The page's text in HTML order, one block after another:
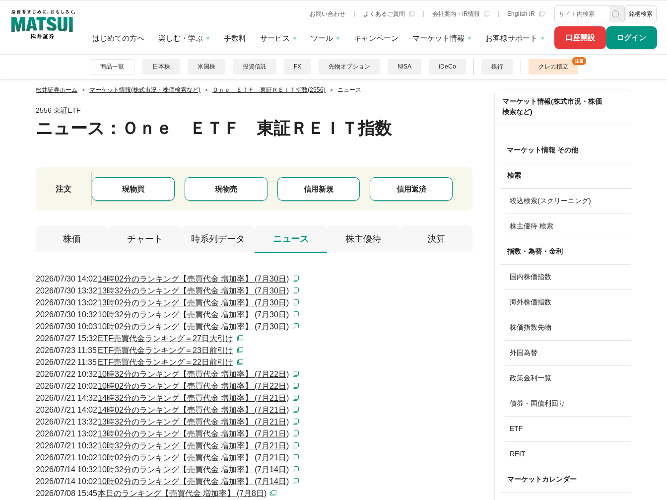
口座開設 ログイン
お問い合わせ よくあるご質問 会社案内・IR情報 English IR 銘柄検索
はじめての方へ 楽しむ・学ぶ 手数料 サービス ツール キャンペーン マーケット情報 お客様サポート
商品一覧 日本株 米国株 投資信託 FX 先物オプション NISA iDeCo 銀行 クレカ積立
松井証券ホーム マーケット情報(株式市況・株価検索など) Ｏｎｅ ＥＴＦ 東証ＲＥＩＴ指数(2556) ニュース
2556 東証ETF
ニュース ：Ｏｎｅ ＥＴＦ 東証ＲＥＩＴ指数
注文 現物買 現物売 信用新規 信用返済
株価 チャート 時系列データ ニュース 株主優待 決算
2026/07/30 14:0214時02分のランキング【売買代金 増加率】 (7月30日)
2026/07/30 13:3213時32分のランキング【売買代金 増加率】 (7月30日)
2026/07/30 13:0213時02分のランキング【売買代金 増加率】 (7月30日)
2026/07/30 10:3210時32分のランキング【売買代金 増加率】 (7月30日)
2026/07/30 10:0310時02分のランキング【売買代金 増加率】 (7月30日)
2026/07/27 15:32 ETF売買代金ランキング＝27日大引け
2026/07/23 11:35 ETF売買代金ランキング＝23日前引け
2026/07/22 11:35 ETF売買代金ランキング＝22日前引け
2026/07/22 10:3210時32分のランキング【売買代金 増加率】 (7月22日)
2026/07/22 10:0210時02分のランキング【売買代金 増加率】 (7月22日)
2026/07/21 14:3214時32分のランキング【売買代金 増加率】 (7月21日)
2026/07/21 14:0214時02分のランキング【売買代金 増加率】 (7月21日)
2026/07/21 13:3213時32分のランキング【売買代金 増加率】 (7月21日)
2026/07/21 13:0213時02分のランキング【売買代金 増加率】 (7月21日)
2026/07/21 10:3210時32分のランキング【売買代金 増加率】 (7月21日)
2026/07/21 10:0210時02分のランキング【売買代金 増加率】 (7月21日)
2026/07/14 10:3210時32分のランキング【売買代金 増加率】 (7月14日)
2026/07/14 10:0210時02分のランキング【売買代金 増加率】 (7月14日)
2026/07/08 15:45本日のランキング【売買代金 増加率】 (7月8日)
マーケット情報(株式市況・株価
検索など)
マーケット情報 その他
検索
絞込検索(スクリーニング)
株主優待 検索
指数・為替・金利
国内株価指数
海外株価指数
株価指数先物
外国為替
政策金利一覧
債券・国債利回り
ETF
REIT
マーケットカレンダー